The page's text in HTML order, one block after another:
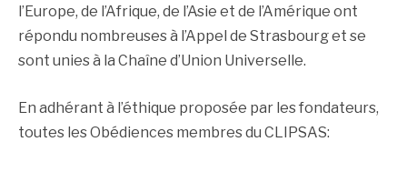
l’Europe, de l’Afrique, de l’Asie et de l’Amérique ont
répondu nombreuses à l’Appel de Strasbourg et se
sont unies à la Chaîne d’Union Universelle.
En adhérant à l’éthique proposée par les fondateurs,
toutes les Obédiences membres du CLIPSAS: